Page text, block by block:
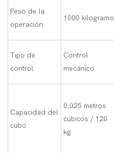
Peso de la
operación
1000 kilogramo
Tipo de
control
Control
mecánico
Capacidad del
cubo
0,025 metros
cúbicos / 120
kg